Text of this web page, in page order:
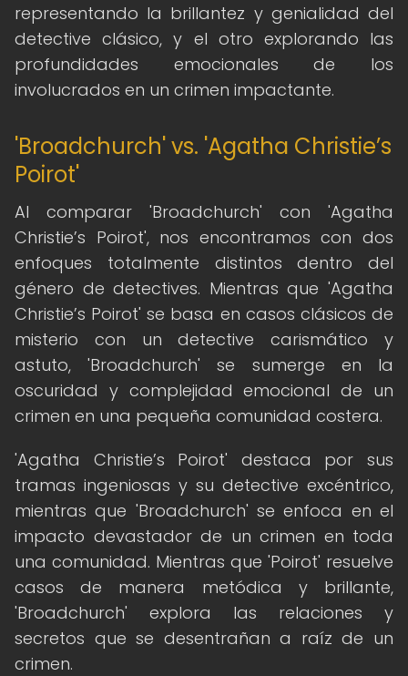
representando la brillantez y genialidad del
detective clásico, y el otro explorando las
profundidades emocionales de los
involucrados en un crimen impactante.
'Broadchurch' vs. 'Agatha Christie’s
Poirot'
Al comparar 'Broadchurch' con 'Agatha
Christie’s Poirot', nos encontramos con dos
enfoques totalmente distintos dentro del
género de detectives. Mientras que 'Agatha
Christie’s Poirot' se basa en casos clásicos de
misterio con un detective carismático y
astuto, 'Broadchurch' se sumerge en la
oscuridad y complejidad emocional de un
crimen en una pequeña comunidad costera.
'Agatha Christie’s Poirot' destaca por sus
tramas ingeniosas y su detective excéntrico,
mientras que 'Broadchurch' se enfoca en el
impacto devastador de un crimen en toda
una comunidad. Mientras que 'Poirot' resuelve
casos de manera metódica y brillante,
'Broadchurch' explora las relaciones y
secretos que se desentrañan a raíz de un
crimen.